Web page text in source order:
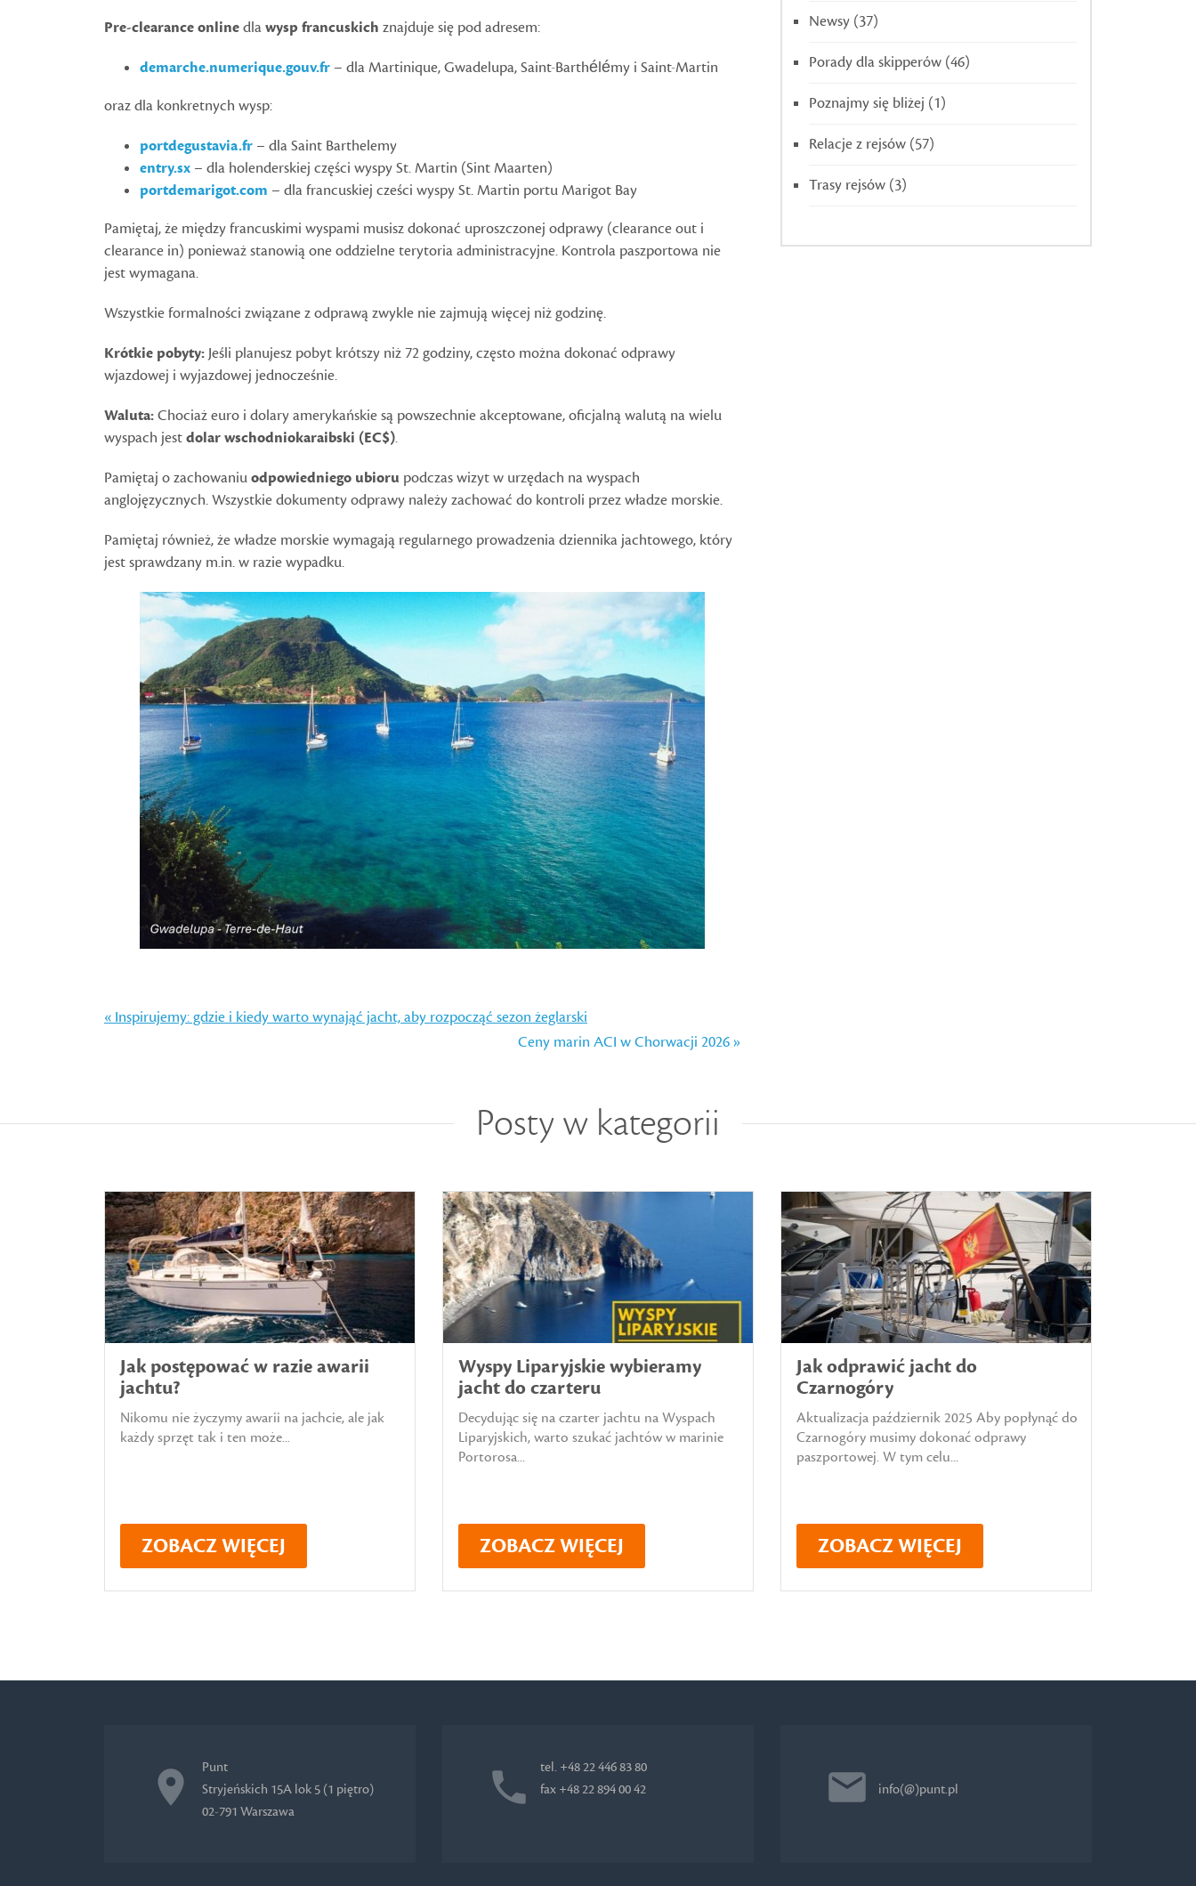
Pre-clearance onlinedlawysp francuskich znajduje się pod adresem:
demarche.numerique.gouv.fr – dla Martinique, Gwadelupa, Saint-Barthélémy i Saint-Martin
oraz dla konkretnych wysp:
portdegustavia.fr – dla Saint Barthelemy
entry.sx – dla holenderskiej części wyspy St. Martin (Sint Maarten)
portdemarigot.com – dla francuskiej cześci wyspy St. Martin portu Marigot Bay
Pamiętaj, że między francuskimi wyspami musisz dokonać uproszczonej odprawy (clearance out i
clearance in) ponieważ stanowią one oddzielne terytoria administracyjne. Kontrola paszportowa nie
jest wymagana.
Wszystkie formalności związane z odprawą zwykle nie zajmują więcej niż godzinę.
Krótkie pobyty: Jeśli planujesz pobyt krótszy niż 72 godziny, często można dokonać odprawy
wjazdowej i wyjazdowej jednocześnie.
Waluta:Chociaż euro i dolary amerykańskie są powszechnie akceptowane, oficjalną walutą na wielu
wyspach jestdolar wschodniokaraibski (EC$).
Pamiętaj o zachowaniuodpowiedniego ubioru podczas wizyt w urzędach na wyspach
anglojęzycznych. Wszystkie dokumenty odprawy należy zachować do kontroli przez władze morskie.
Pamiętaj również, że władze morskie wymagają regularnego prowadzenia dziennika jachtowego, który
jest sprawdzany m.in. w razie wypadku.
« Inspirujemy: gdzie i kiedy warto wynająć jacht, aby rozpocząć sezon żeglarski
Ceny marin ACI w Chorwacji 2026 »
Newsy (37)
Porady dla skipperów (46)
Poznajmy się bliżej (1)
Relacje z rejsów (57)
Trasy rejsów (3)
Posty w kategorii
Jak postępować w razie awarii
jachtu?
Nikomu nie życzymy awarii na jachcie, ale jak
każdy sprzęt tak i ten może...
ZOBACZ WIĘCEJ
Wyspy Liparyjskie wybieramy
jacht do czarteru
Decydując się na czarter jachtu na Wyspach
Liparyjskich, warto szukać jachtów w marinie
Portorosa...
ZOBACZ WIĘCEJ
Jak odprawić jacht do
Czarnogóry
Aktualizacja październik 2025 Aby popłynąć do
Czarnogóry musimy dokonać odprawy
paszportowej. W tym celu...
ZOBACZ WIĘCEJ
Punt
Stryjeńskich 15A lok 5 (1 piętro)
02-791 Warszawa
tel. +48 22 446 83 80
fax +48 22 894 00 42
info(@)punt.pl